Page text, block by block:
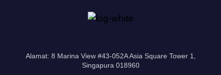
Alamat: 8 Marina View #43-052A Asia Square Tower 1,
Singapura 018960